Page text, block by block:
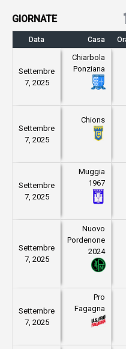
Data Casa
Settembre
7, 2025
Chiarbola
Ponziana
Settembre
7, 2025
Chions
Settembre
7, 2025
Muggia
1967
Settembre
7, 2025
Nuovo
Pordenone
2024
Settembre
7, 2025
Pro
Fagagna